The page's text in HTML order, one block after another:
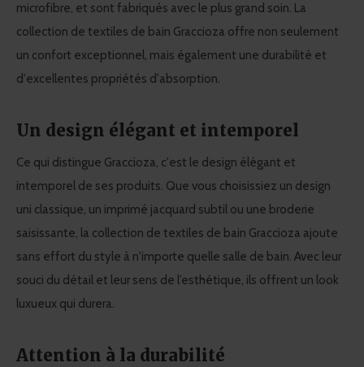
microfibre, et sont fabriqués avec le plus grand soin. La
collection de textiles de bain Graccioza offre non seulement
un confort exceptionnel, mais également une durabilité et
d'excellentes propriétés d'absorption.
Un design élégant et intemporel
Ce qui distingue Graccioza, c'est le design élégant et
intemporel de ses produits. Que vous choisissiez un design
uni classique, un imprimé jacquard subtil ou une broderie
saisissante, la collection de textiles de bain Graccioza ajoute
sans effort du style à n'importe quelle salle de bain. Avec leur
souci du détail et leur sens de l’esthétique, ils offrent un look
luxueux qui durera.
Attention à la durabilité